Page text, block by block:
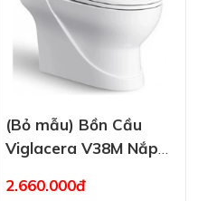
(Bỏ mẫu) Bồn Cầu
Viglacera V38M Nắp
2.660.000đ